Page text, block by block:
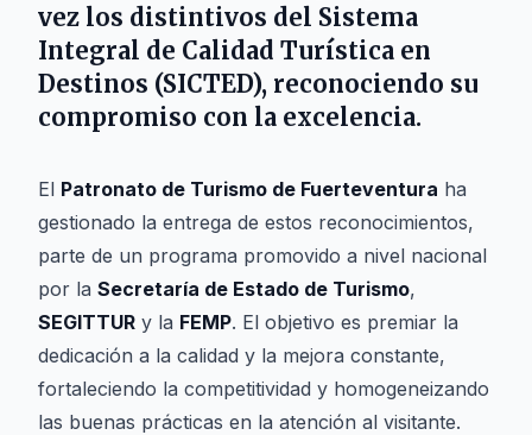
vez los distintivos del Sistema
Integral de Calidad Turística en
Destinos (SICTED), reconociendo su
compromiso con la excelencia.
El Patronato de Turismo de Fuerteventura ha
gestionado la entrega de estos reconocimientos,
parte de un programa promovido a nivel nacional
por la Secretaría de Estado de Turismo,
SEGITTUR y la FEMP. El objetivo es premiar la
dedicación a la calidad y la mejora constante,
fortaleciendo la competitividad y homogeneizando
las buenas prácticas en la atención al visitante.